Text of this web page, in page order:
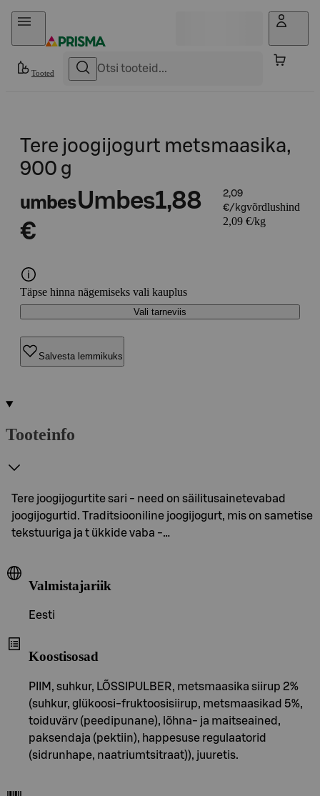
Otse sisu juurde
Tooted
Tere joogijogurt metsmaasika,
900 g
umbesUmbes1,88
€
2,09
€/kgvõrdlushind
2,09 €/kg
Täpse hinna nägemiseks vali kauplus
Vali tarneviis
Salvesta lemmikuks
Tooteinfo
Tere joogijogurtite sari - need on säilitusainetevabad
joogijogurtid. Traditsiooniline joogijogurt, mis on sametise
tekstuuriga ja t ükkide vaba -…
Valmistajariik
Eesti
Koostisosad
PIIM, suhkur, LÕSSIPULBER, metsmaasika siirup 2%
(suhkur, glükoosi-fruktoosisiirup, metsmaasikad 5%,
toiduvärv (peedipunane), lõhna- ja maitseained,
paksendaja (pektiin), happesuse regulaatorid
(sidrunhape, naatriumtsitraat)), juuretis.